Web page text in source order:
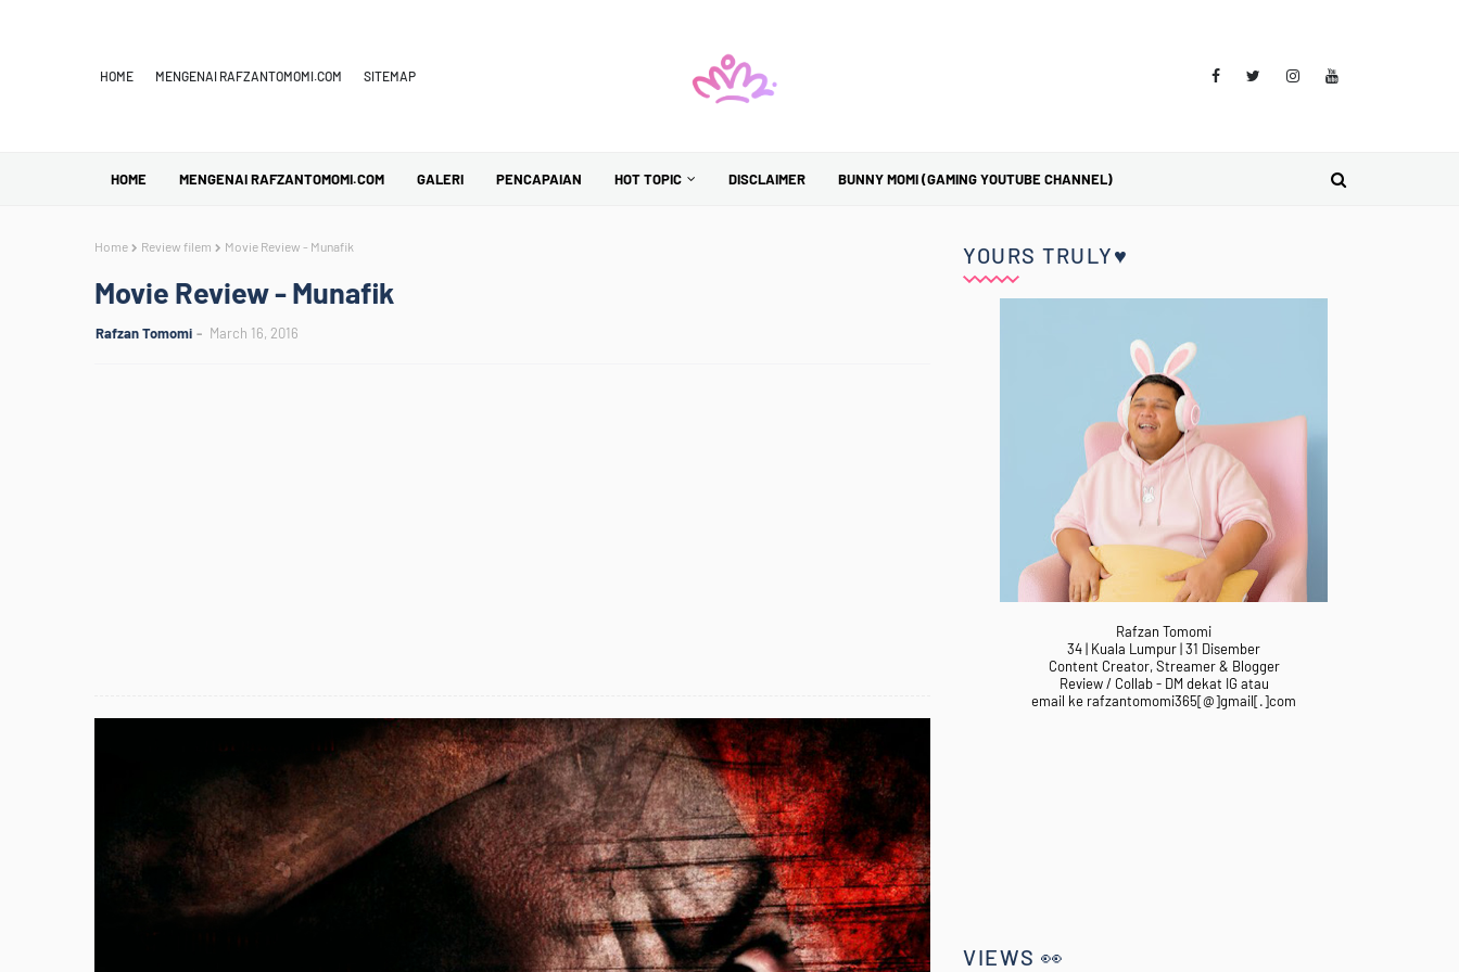
HOME MENGENAI RAFZANTOMOMI.COM SITEMAP
HOME MENGENAI RAFZANTOMOMI.COM GALERI PENCAPAIAN HOT TOPIC DISCLAIMER BUNNY MOMI (GAMING YOUTUBE CHANNEL)
Home Review filem Movie Review - Munafik
Movie Review - Munafik
Rafzan Tomomi March 16, 2016
YOURS TRULY♥
Rafzan Tomomi
34 | Kuala Lumpur | 31 Disember
Content Creator, Streamer & Blogger
Review / Collab - DM dekat IG atau
email ke rafzantomomi365[@]gmail[.]com
VIEWS 👀